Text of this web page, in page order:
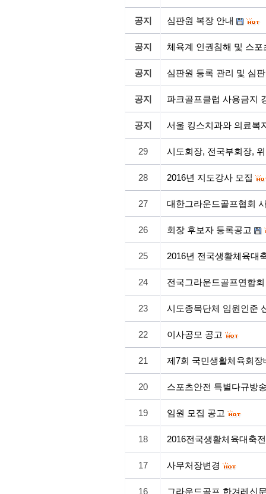
공지 심판원 복장 안내
공지 체육계 인권침해 및 스
공지 심판원 등록 관리 및 심
공지 파크골프클럽 사용금지
공지 서울 킹스치과와 의료복
29 시도회장, 전국부회장,
28 2016년 지도강사 모집
27 대한그라운드골프협회
26 회장 후보자 등록공고
25 2016년 전국생활체육대
24 전국그라운드골프연합
23 시도종목단체 임원인준
22 이사공모 공고
21 제7회 국민생활체육회
20 스포츠안전 특별다규방
19 임원 모집 공고
18 2016전국생활체육대축
17 사무처장변경
16 그라운드골프 한겨레신